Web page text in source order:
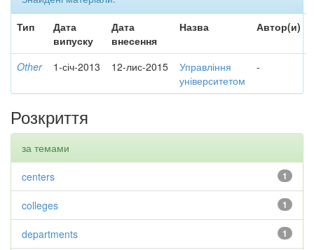
Тип
Дата
випуску
Дата
внесення
Назва Автор(и)
Other 1-січ-2013 12-лис-2015
Управління
університетом
-
Розкриття
за темами
1
centers
1
colleges
1
departments